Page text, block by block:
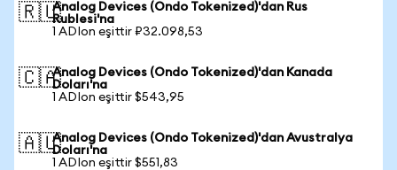
🇷🇺Analog Devices (Ondo Tokenized)'dan Rus
Rublesi'na
1 ADIon eşittir ₽32.098,53
🇨🇦Analog Devices (Ondo Tokenized)'dan Kanada
Doları'na
1 ADIon eşittir $543,95
🇦🇺Analog Devices (Ondo Tokenized)'dan Avustralya
Doları'na
1 ADIon eşittir $551,83